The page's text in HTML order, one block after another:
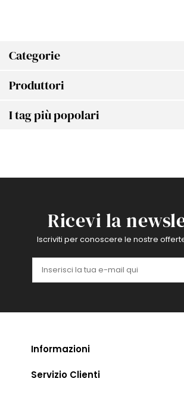
Categorie
Produttori
I tag più popolari
Ricevi la
Iscriviti per conoscere le nostre
Informazioni
Servizio Clienti